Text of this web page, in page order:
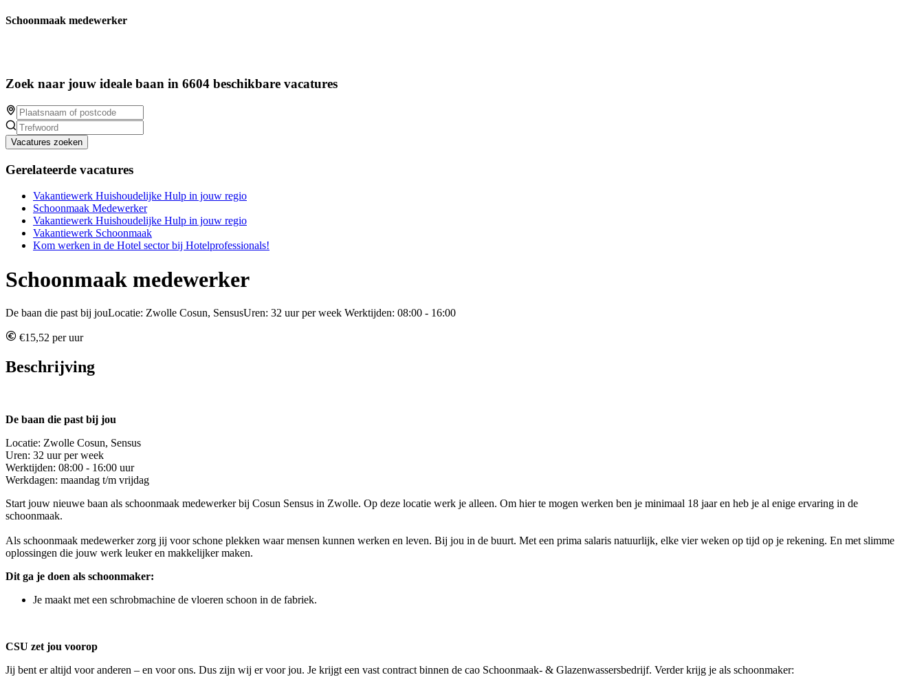
Schoonmaak medewerker
Zoek naar jouw ideale baan in 6604 beschikbare vacatures
Vacatures zoeken
Gerelateerde vacatures
Vakantiewerk Huishoudelijke Hulp in jouw regio
Schoonmaak Medewerker
Vakantiewerk Huishoudelijke Hulp in jouw regio
Vakantiewerk Schoonmaak
Kom werken in de Hotel sector bij Hotelprofessionals!
Schoonmaak medewerker
De baan die past bij jouLocatie: Zwolle Cosun, SensusUren: 32 uur per week Werktijden: 08:00 - 16:00
€15,52 per uur
Beschrijving
De baan die past bij jou
Locatie: Zwolle Cosun, Sensus
Uren: 32 uur per week
Werktijden: 08:00 - 16:00 uur
Werkdagen: maandag t/m vrijdag
Start jouw nieuwe baan als schoonmaak medewerker bij Cosun Sensus in Zwolle. Op deze locatie werk je alleen. Om hier te mogen werken ben je minimaal 18 jaar en heb je al enige ervaring in de
schoonmaak.
Als schoonmaak medewerker zorg jij voor schone plekken waar mensen kunnen werken en leven. Bij jou in de buurt. Met een prima salaris natuurlijk, elke vier weken op tijd op je rekening. En met slimme
oplossingen die jouw werk leuker en makkelijker maken.
Dit ga je doen als schoonmaker:
Je maakt met een schrobmachine de vloeren schoon in de fabriek.
CSU zet jou voorop
Jij bent er altijd voor anderen – en voor ons. Dus zijn wij er voor jou. Je krijgt een vast contract binnen de cao Schoonmaak- & Glazenwassersbedrijf. Verder krijg je als schoonmaker: